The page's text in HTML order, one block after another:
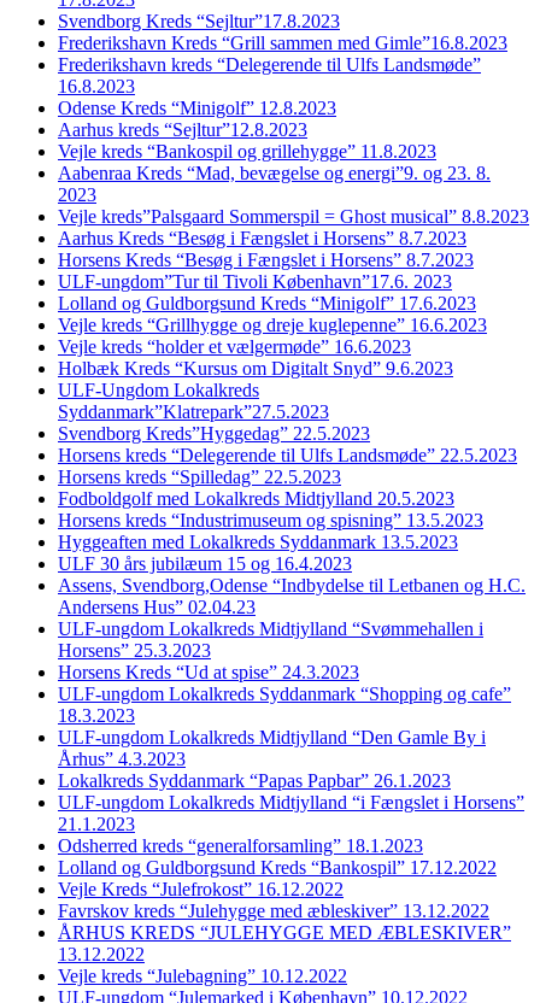
Svendborg Kreds “Sejltur”17.8.2023
Frederikshavn Kreds “Grill sammen med Gimle”16.8.2023
Frederikshavn kreds “Delegerende til Ulfs Landsmøde”
16.8.2023
Odense Kreds “Minigolf” 12.8.2023
Aarhus kreds “Sejltur”12.8.2023
Vejle kreds “Bankospil og grillehygge” 11.8.2023
Aabenraa Kreds “Mad, bevægelse og energi”9. og 23. 8.
2023
Vejle kreds”Palsgaard Sommerspil = Ghost musical” 8.8.2023
Aarhus Kreds “Besøg i Fængslet i Horsens” 8.7.2023
Horsens Kreds “Besøg i Fængslet i Horsens” 8.7.2023
ULF-ungdom”Tur til Tivoli København”17.6. 2023
Lolland og Guldborgsund Kreds “Minigolf” 17.6.2023
Vejle kreds “Grillhygge og dreje kuglepenne” 16.6.2023
Vejle kreds “holder et vælgermøde” 16.6.2023
Holbæk Kreds “Kursus om Digitalt Snyd” 9.6.2023
ULF-Ungdom Lokalkreds
Syddanmark”Klatrepark”27.5.2023
Svendborg Kreds”Hyggedag” 22.5.2023
Horsens kreds “Delegerende til Ulfs Landsmøde” 22.5.2023
Horsens kreds “Spilledag” 22.5.2023
Fodboldgolf med Lokalkreds Midtjylland 20.5.2023
Horsens kreds “Industrimuseum og spisning” 13.5.2023
Hyggeaften med Lokalkreds Syddanmark 13.5.2023
ULF 30 års jubilæum 15 og 16.4.2023
Assens, Svendborg,Odense “Indbydelse til Letbanen og H.C.
Andersens Hus” 02.04.23
ULF-ungdom Lokalkreds Midtjylland “Svømmehallen i
Horsens” 25.3.2023
Horsens Kreds “Ud at spise” 24.3.2023
ULF-ungdom Lokalkreds Syddanmark “Shopping og cafe”
18.3.2023
ULF-ungdom Lokalkreds Midtjylland “Den Gamle By i
Århus” 4.3.2023
Lokalkreds Syddanmark “Papas Papbar” 26.1.2023
ULF-ungdom Lokalkreds Midtjylland “i Fængslet i Horsens”
21.1.2023
Odsherred kreds “generalforsamling” 18.1.2023
Lolland og Guldborgsund Kreds “Bankospil” 17.12.2022
Vejle Kreds “Julefrokost” 16.12.2022
Favrskov kreds “Julehygge med æbleskiver” 13.12.2022
ÅRHUS KREDS “JULEHYGGE MED ÆBLESKIVER”
13.12.2022
Vejle kreds “Julebagning” 10.12.2022
ULF-ungdom “Julemarked i København” 10.12.2022